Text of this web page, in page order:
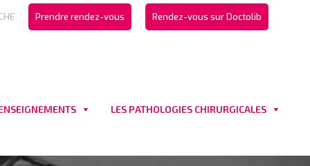
Prendre rendez-vous Rendez-vous sur Doctolib
LES PATHOLOGIES CHIRURGICALES